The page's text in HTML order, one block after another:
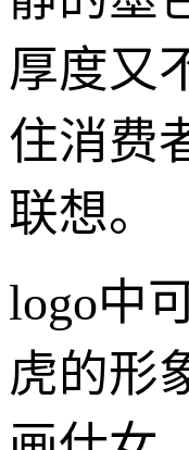
厚度又
住消费
联想。
logo中
虎的形